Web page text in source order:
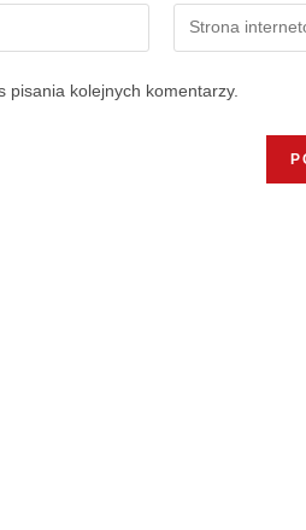
kolejnych komentarzy.